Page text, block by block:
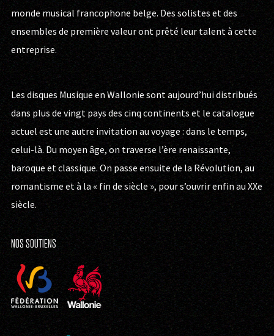
monde musical francophone belge. Des solistes et des
ensembles de première valeur ont prêté leur talent à cette
entreprise.
Les disques Musique en Wallonie sont aujourd’hui distribués
dans plus de vingt pays des cinq continents et le catalogue
actuel est une autre invitation au voyage : dans le temps,
celui-là. Du moyen âge, on traverse l’ère renaissante,
baroque et classique. On passe ensuite de la Révolution, au
romantisme et à la « fin de siècle », pour s’ouvrir enfin au XXe
siècle.
NOS SOUTIENS